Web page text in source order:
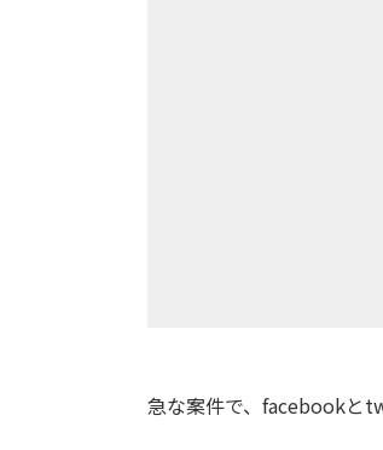
急な案件で、facebookと